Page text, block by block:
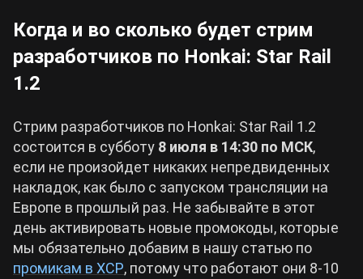
Когда и во сколько будет стрим
разработчиков по Honkai: Star Rail
1.2
Стрим разработчиков по Honkai: Star Rail 1.2
состоится в субботу 8 июля в 14:30 по МСК,
если не произойдет никаких непредвиденных
накладок, как было с запуском трансляции на
Европе в прошлый раз. Не забывайте в этот
день активировать новые промокоды, которые
мы обязательно добавим в нашу статью по
промикам в ХСР, потому что работают они 8-10